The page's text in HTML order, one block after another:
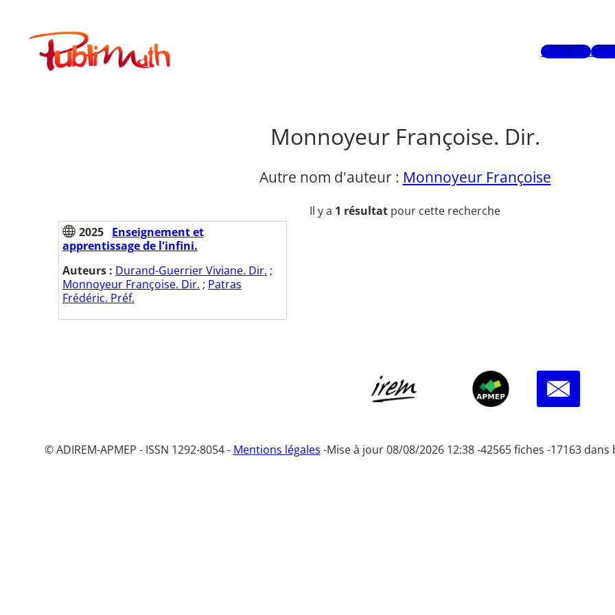
contenuPublimath
Mots-clés
Monnoyeur Françoise. Dir.
Autre nom d'auteur : Monnoyeur Françoise
Il y a 1 résultat pour cette recherche
2025 Enseignement et
apprentissage de l'infini.
Auteurs : Durand-Guerrier Viviane. Dir. ;
Monnoyeur Françoise. Dir. ; Patras
Frédéric. Préf.
© ADIREM-APMEP - ISSN 1292-8054 - Mentions légales -Mise à jour 08/08/2026 12:38 -42565 fiches -17163